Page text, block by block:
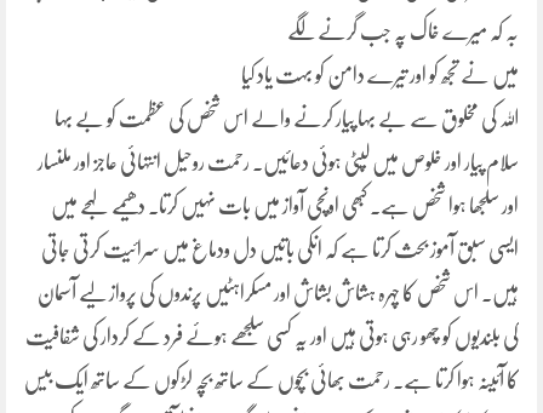
بہ کہ میرے خاک پہ جب گرنے لگے
میں نے تجھ کو اور تیرے دامن کو بہت یاد کیا
اللہ کی مخلوق سے بے بہا پیار کرنے والے اس شخص کی عظمت کو بے بہا
سلام پیار اور خلوص میں لپٹی ہوئی دعائیں۔ رحمت روحیل انتہائی عاجز اور ملنسار
اور سلجھا ہوا شخص ہے۔ کبھی اونچی آواز میں بات نہیں کرتا۔ دھیمے لہجے میں
ایسی سبق آموز بحث کرتا ہے کہ انکی باتیں دل ودماغ میں سرائیت کرتی جاتی
ہیں۔ اس شخص کا چہرہ ہشاش بشاش اور مسکراہٹیں پرندوں کی پرواز لیے آسمان
کی بلندیوں کو چھو رہی ہوتی ہیں اور یہ کسی سلجھے ہوئے فرد کے کردار کی شفافیت
کا آئینہ ہوا کرتا ہے۔ رحمت بھائی بچوں کے ساتھ بچہ لڑکوں کے ساتھ ایک بیس